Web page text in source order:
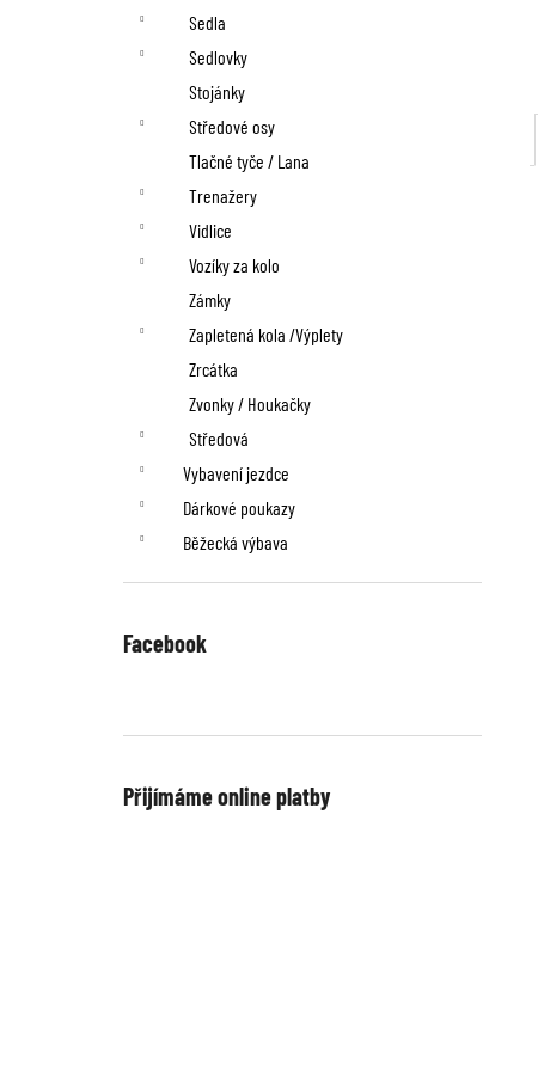
Sedla
Sedlovky
Stojánky
Středové osy
Tlačné tyče / Lana
Trenažery
Vidlice
Vozíky za kolo
Zámky
Zapletená kola /Výplety
Zrcátka
Zvonky / Houkačky
Středová
Vybavení jezdce
Dárkové poukazy
Běžecká výbava
Facebook
Přijímáme online platby